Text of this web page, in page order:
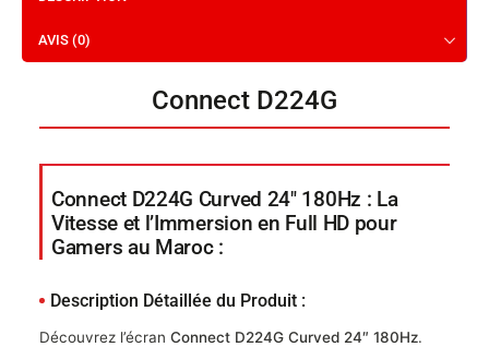
AVIS (0)
Connect D224G
Connect D224G Curved 24″ 180Hz : La
Vitesse et l’Immersion en Full HD pour
Gamers au Maroc :
Description Détaillée du Produit :
Découvrez l’écran Connect D224G Curved 24″ 180Hz.